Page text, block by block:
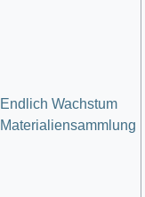
Endlich Wachstum
Materialiensammlung